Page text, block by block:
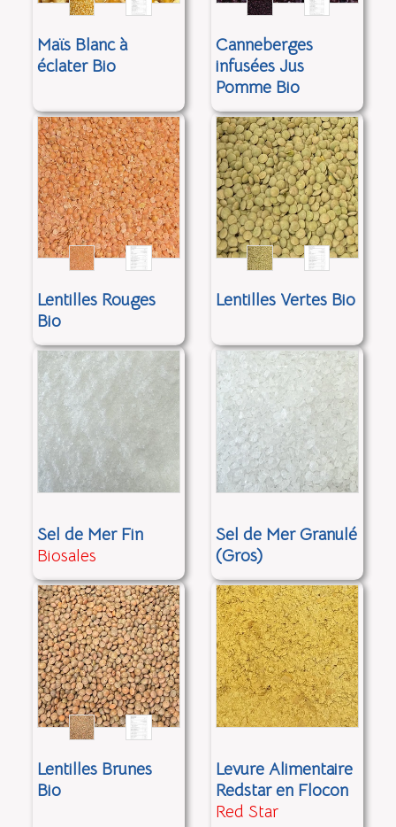
Maïs Blanc à
éclater Bio
Canneberges
infusées Jus
Pomme Bio
Lentilles Rouges
Bio
Lentilles Vertes Bio
Sel de Mer Fin
Biosales
Sel de Mer Granulé
(Gros)
Lentilles Brunes
Bio
Levure Alimentaire
Redstar en Flocon
Red Star